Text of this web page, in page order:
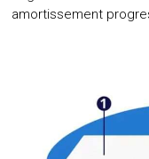
amortissement